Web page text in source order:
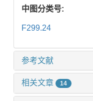
中图分类号:
F299.24
参考文献
相关文章 14